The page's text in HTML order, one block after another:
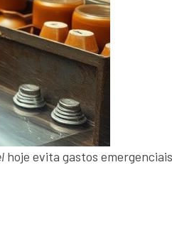
hoje evita gastos